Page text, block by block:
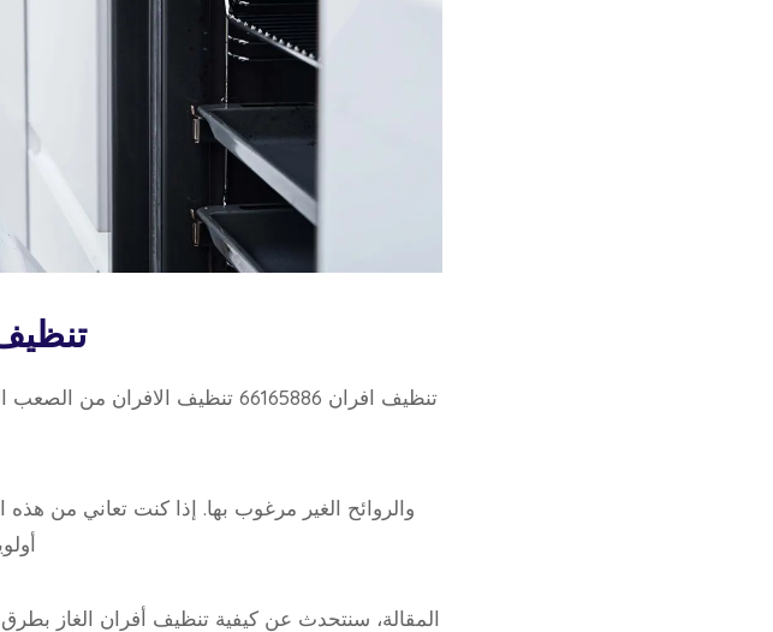
تنظيف افران 66165886 تنظيف
والروائح الغير مرغوب بها. إذا كنت تعاني من
المقالة، سنتحدث عن كيفية تنظيف أفران الغاز